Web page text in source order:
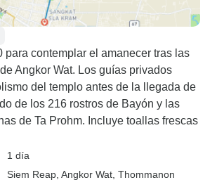
para contemplar el amanecer tras las
Angkor Wat. Los guías privados
del templo antes de la llegada de
de los 216 rostros de Bayón y las
de Ta Prohm. Incluye toallas frescas
1 día
Siem Reap , Angkor Wat , Thommanon